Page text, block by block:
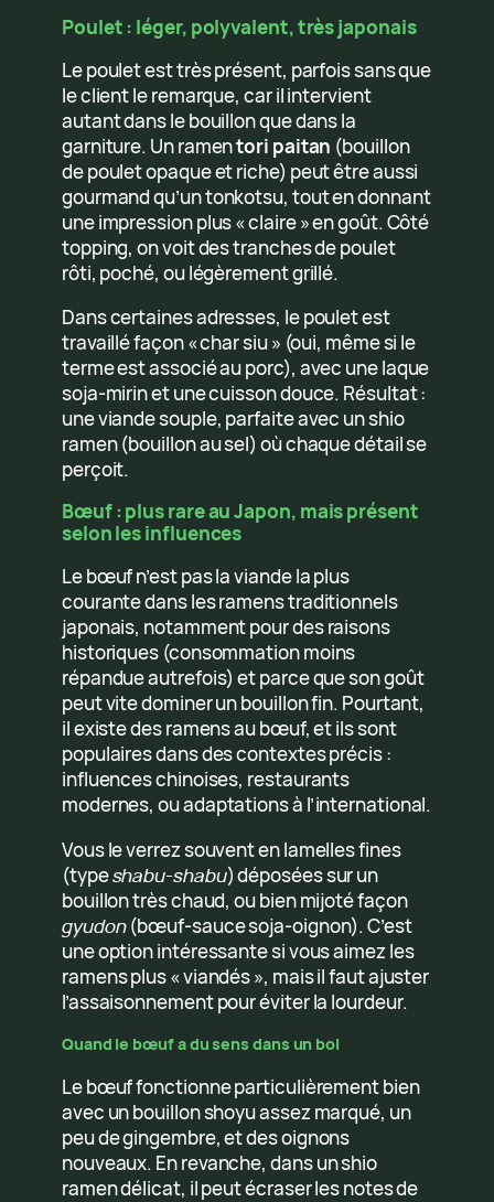
Poulet : léger, polyvalent, très japonais
Le poulet est très présent, parfois sans que
le client le remarque, car il intervient
autant dans le bouillon que dans la
garniture. Un ramentori paitan (bouillon
de poulet opaque et riche) peut être aussi
gourmand qu’un tonkotsu, tout en donnant
une impression plus « claire » en goût. Côté
topping, on voit des tranches de poulet
rôti, poché, ou légèrement grillé.
Dans certaines adresses, le poulet est
travaillé façon « char siu » (oui, même si le
terme est associé au porc), avec une laque
soja-mirin et une cuisson douce. Résultat :
une viande souple, parfaite avec un shio
ramen (bouillon au sel) où chaque détail se
perçoit.
Bœuf : plus rare au Japon, mais présent
selon les influences
Le bœuf n’est pas la viande la plus
courante dans les ramens traditionnels
japonais, notamment pour des raisons
historiques (consommation moins
répandue autrefois) et parce que son goût
peut vite dominer un bouillon fin. Pourtant,
il existe des ramens au bœuf, et ils sont
populaires dans des contextes précis :
influences chinoises, restaurants
modernes, ou adaptations à l’international.
Vous le verrez souvent en lamelles fines
(typeshabu-shabu) déposées sur un
bouillon très chaud, ou bien mijoté façon
gyudon(bœuf-sauce soja-oignon). C’est
une option intéressante si vous aimez les
ramens plus « viandés », mais il faut ajuster
l’assaisonnement pour éviter la lourdeur.
Quand le bœuf a du sens dans un bol
Le bœuf fonctionne particulièrement bien
avec un bouillon shoyu assez marqué, un
peu de gingembre, et des oignons
nouveaux. En revanche, dans un shio
ramen délicat, il peut écraser les notes de